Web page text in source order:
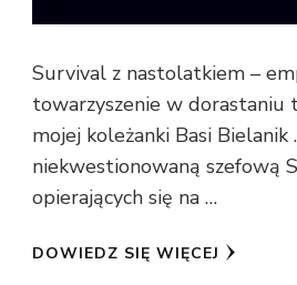
Survival z nastolatkiem –
towarzyszenie w dorastaniu
mojej koleżanki Basi Bielanik
niekwestionowaną szefową
opierających się na …
DOWIEDZ SIĘ WIĘCEJ